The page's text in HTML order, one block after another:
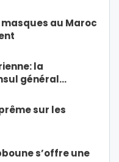
au Maroc
la
général…
sur les
s’offre une